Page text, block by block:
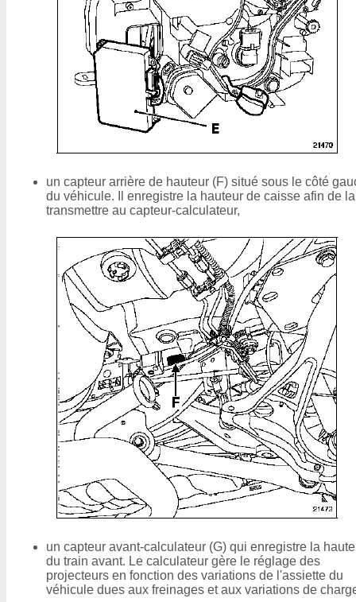
un capteur arrière de hauteur (F) situé sous le côté
du véhicule. Il enregistre la hauteur de caisse afin de la
transmettre au capteur-calculateur,
un capteur avant-calculateur (G) qui enregistre la
du train avant. Le calculateur gère le réglage des
projecteurs en fonction des variations de l'assiette du
véhicule dues aux freinages et aux variations de